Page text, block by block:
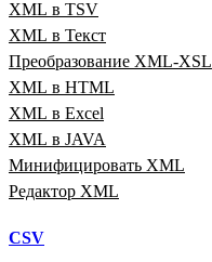
XML в TSV
XML в Текст
Преобразование XML‑XSL
XML в HTML
XML в Excel
XML в JAVA
Минифицировать XML
Редактор XML
CSV